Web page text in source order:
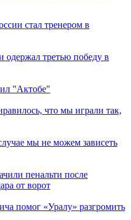
стал тренером в
одержал третью победу в
"Актобе"
что мы играли так,
мы не можем зависеть
пенальти после
от ворот
помог «Уралу» разгромить